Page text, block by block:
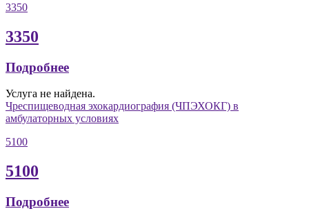
3350
3350
Подробнее
Услуга не найдена.
Чреспищеводная эхокардиография (ЧПЭХОКГ) в
амбулаторных условиях
5100
5100
Подробнее